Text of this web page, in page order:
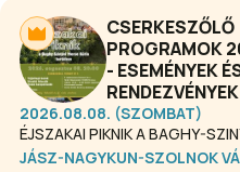
kiállítások, változatos
családi- és
évben a Balaton déli
a programok miatt is
évszakban felkeresni.
CSERKESZŐLŐ
PROGRAMOK
- ESEMÉNYEK
RENDEZVÉNYEK
2026.08.08. (SZOMBAT)
ÉJSZAKAI PIKNIK A BAGHY-
JÁSZ-NAGYKUN-SZOLNOK